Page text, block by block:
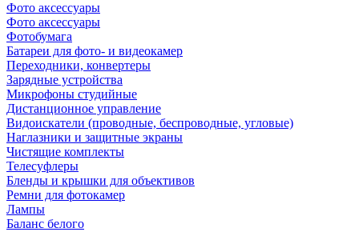
Фото аксессуары
Фото аксессуары
Фотобумага
Батареи для фото- и видеокамер
Переходники, конвертеры
Зарядные устройства
Микрофоны студийные
Дистанционное управление
Видоискатели (проводные, беспроводные, угловые)
Наглазники и защитные экраны
Чистящие комплекты
Телесуфлеры
Бленды и крышки для объективов
Ремни для фотокамер
Лампы
Баланс белого